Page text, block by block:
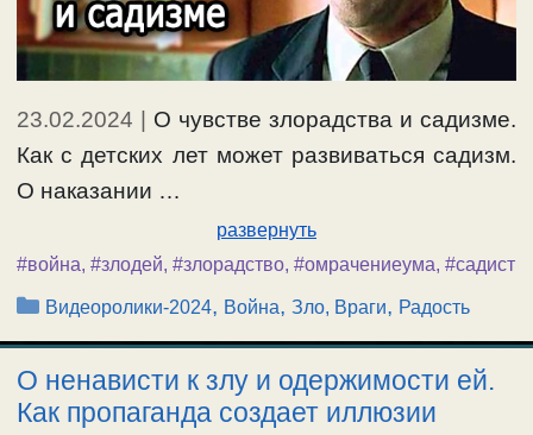
23.02.2024
О чувстве злорадства и садизме.
Как с детских лет может развиваться садизм.
О наказании …
развернуть
#война, #злодей, #злорадство, #омрачениеума, #садист
Рубрики
Видеоролики-2024, Война,Зло, Враги, Радость
О ненависти к злу и одержимости ей.
Как пропаганда создает иллюзии